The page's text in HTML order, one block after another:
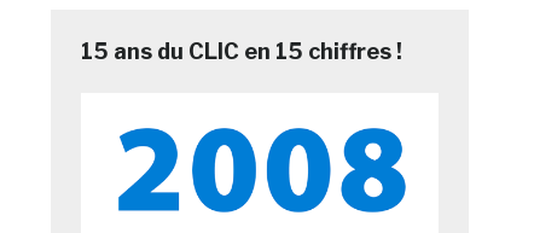
15 ans du CLIC en 15 chiffres !